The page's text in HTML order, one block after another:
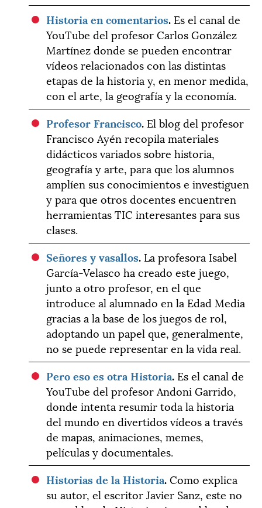
Historia en comentarios. Es el canal de
YouTube del profesor Carlos González
Martínez donde se pueden encontrar
vídeos relacionados con las distintas
etapas de la historia y, en menor medida,
con el arte, la geografía y la economía.
Profesor Francisco. El blog del profesor
Francisco Ayén recopila materiales
didácticos variados sobre historia,
geografía y arte, para que los alumnos
amplíen sus conocimientos e investiguen
y para que otros docentes encuentren
herramientas TIC interesantes para sus
clases.
Señores y vasallos. La profesora Isabel
García-Velasco ha creado este juego,
junto a otro profesor, en el que
introduce al alumnado en la Edad Media
gracias a la base de los juegos de rol,
adoptando un papel que, generalmente,
no se puede representar en la vida real.
Pero eso es otra Historia. Es el canal de
YouTube del profesor Andoni Garrido,
donde intenta resumir toda la historia
del mundo en divertidos vídeos a través
de mapas, animaciones, memes,
películas y documentales.
Historias de la Historia.Como explica
su autor, el escritor Javier Sanz, este no